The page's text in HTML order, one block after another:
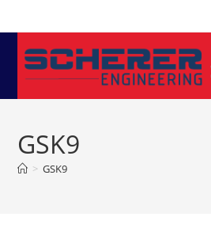
Inhalt
springen
GSK9
> GSK9